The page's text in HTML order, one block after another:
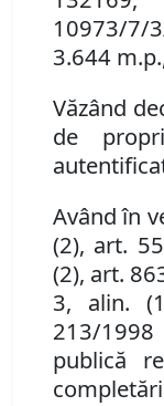
10973/7/
3.644
Văzând
de
Având în
(2), art.
(2), art.
3, alin.
213/
publică